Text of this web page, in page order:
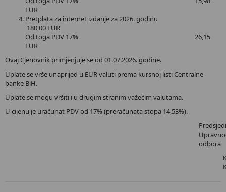
EUR
Pretplata za internet izdanje za 2026. godinu
180,00 EUR
Od toga PDV 17% 26,15
EUR
Ovaj Cjenovnik primjenjuje se od 01.07.2026. godine.
Uplate se vrše unaprijed u EUR valuti prema kursnoj listi Centralne
banke BiH.
Uplate se mogu vršiti i u drugim stranim važećim valutama.
U cijenu je uračunat PDV od 17% (preračunata stopa 14,53%).
odbora